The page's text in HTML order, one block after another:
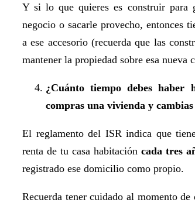
Y si lo que quieres es construir para
negocio o sacarle provecho, entonces
a ese accesorio (recuerda que las
mantener la propiedad sobre esa nueva
¿Cuánto tiempo debes
compras una vivienda y
El reglamento del ISR indica que
renta de tu casa habitación cada tres
registrado ese domicilio como propio.
Recuerda tener cuidado al momento